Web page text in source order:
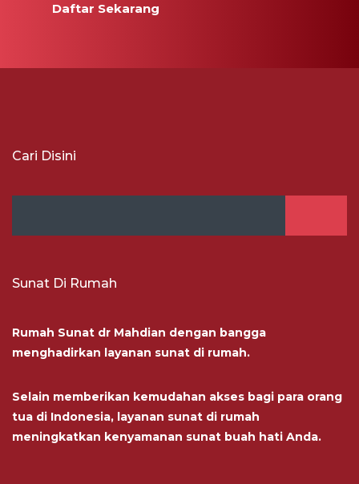
Daftar Sekarang
Cari Disini
Sunat Di Rumah
Rumah Sunat dr Mahdian dengan bangga
menghadirkan layanan sunat di rumah.
Selain memberikan kemudahan akses bagi para orang
tua di Indonesia, layanan sunat di rumah
meningkatkan kenyamanan sunat buah hati Anda.